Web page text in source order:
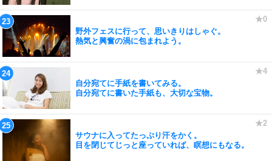
野外フェスに行って、思いきりはしゃぐ。
熱気と興奮の渦に包まれよう。
自分宛てに手紙を書いてみる。
自分宛てに書いた手紙も、大切な宝物。
サウナに入ってたっぷり汗をかく。
目を閉じてじっと座っていれば、瞑想にもなる。